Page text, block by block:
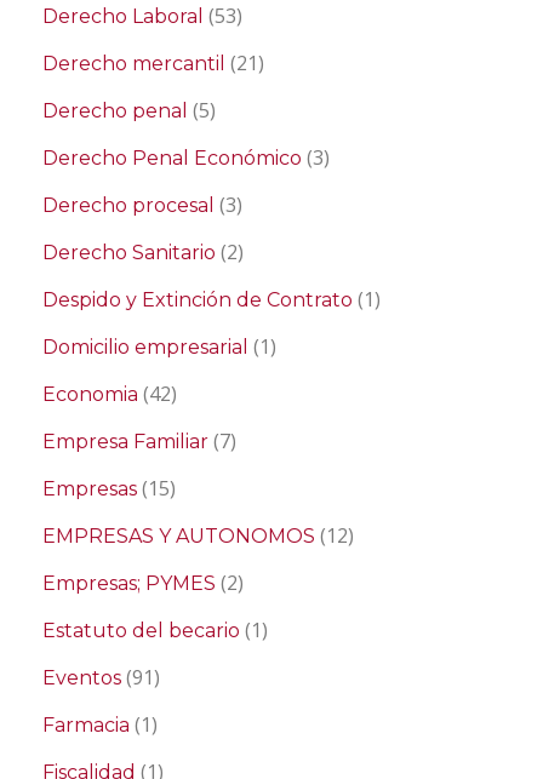
Derecho Laboral (53)
Derecho mercantil (21)
Derecho penal (5)
Derecho Penal Económico (3)
Derecho procesal (3)
Derecho Sanitario (2)
Despido y Extinción de Contrato (1)
Domicilio empresarial (1)
Economia (42)
Empresa Familiar (7)
Empresas (15)
EMPRESAS Y AUTONOMOS (12)
Empresas; PYMES (2)
Estatuto del becario (1)
Eventos (91)
Farmacia (1)
Fiscalidad (1)